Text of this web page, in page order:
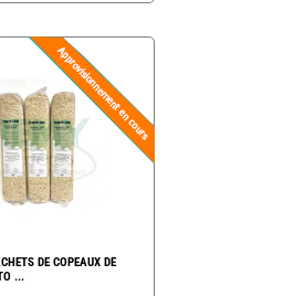
DE COPEAUX DE
...